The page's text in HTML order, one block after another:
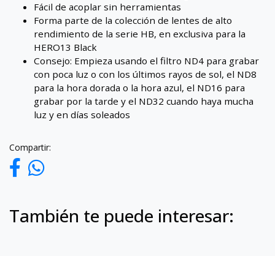
Fácil de acoplar sin herramientas
Forma parte de la colección de lentes de alto
rendimiento de la serie HB, en exclusiva para la
HERO13 Black
Consejo: Empieza usando el filtro ND4 para grabar
con poca luz o con los últimos rayos de sol, el ND8
para la hora dorada o la hora azul, el ND16 para
grabar por la tarde y el ND32 cuando haya mucha
luz y en días soleados
Compartir:
También te puede interesar: